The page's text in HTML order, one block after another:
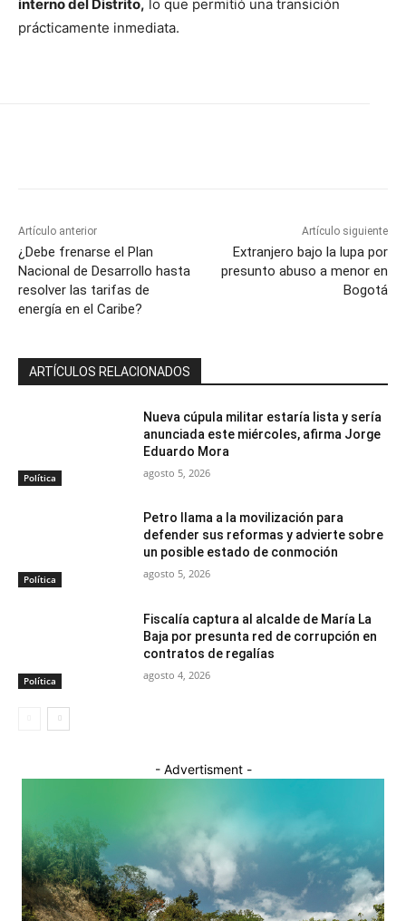
interno del Distrito, lo que permitió una transición
prácticamente inmediata.
Artículo anterior
¿Debe frenarse el Plan
Nacional de Desarrollo hasta
resolver las tarifas de
energía en el Caribe?
Artículo siguiente
Extranjero bajo la lupa por
presunto abuso a menor en
Bogotá
ARTÍCULOS RELACIONADOS
Política
Nueva cúpula militar estaría lista y sería
anunciada este miércoles, afirma Jorge
Eduardo Mora
agosto 5, 2026
Política
Petro llama a la movilización para
defender sus reformas y advierte sobre
un posible estado de conmoción
agosto 5, 2026
Política
Fiscalía captura al alcalde de María La
Baja por presunta red de corrupción en
contratos de regalías
agosto 4, 2026
- Advertisment -